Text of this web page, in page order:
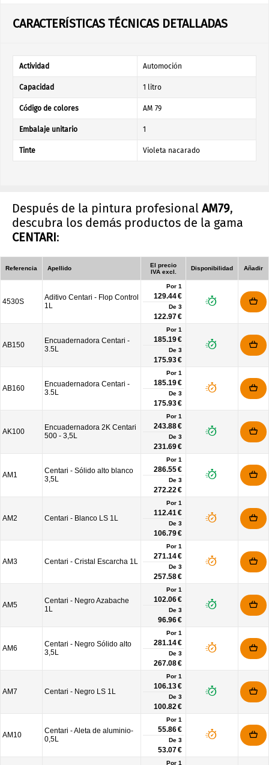
CARACTERÍSTICAS TÉCNICAS DETALLADAS
Actividad Automoción
Capacidad 1 litro
Código de colores AM 79
Embalaje unitario 1
Tinte Violeta nacarado
Después de la pintura profesional AM79,
descubra los demás productos de la gama
CENTARI:
Referencia Apellido
El precio
IVA excl.
Disponibilidad Añadir
4530S
Aditivo Centari - Flop Control
1L
Por 1
129.44 €
De 3
122.97 €
AB150
Encuadernadora Centari -
3.5L
Por 1
185.19 €
De 3
175.93 €
AB160
Encuadernadora Centari -
3.5L
Por 1
185.19 €
De 3
175.93 €
AK100
Encuadernadora 2K Centari
500 - 3,5L
Por 1
243.88 €
De 3
231.69 €
AM1
Centari - Sólido alto blanco
3,5L
Por 1
286.55 €
De 3
272.22 €
AM2 Centari - Blanco LS 1L
Por 1
112.41 €
De 3
106.79 €
AM3 Centari - Cristal Escarcha 1L
Por 1
271.14 €
De 3
257.58 €
AM5
Centari - Negro Azabache
1L
Por 1
102.06 €
De 3
96.96 €
AM6
Centari - Negro Sólido alto
3,5L
Por 1
281.14 €
De 3
267.08 €
AM7 Centari - Negro LS 1L
Por 1
106.13 €
De 3
100.82 €
AM10
Centari - Aleta de aluminio-
0,5L
Por 1
55.86 €
De 3
53.07 €
Por 1